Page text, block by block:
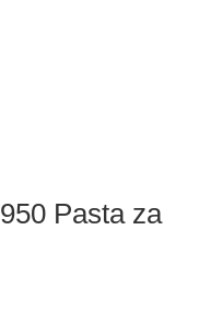
Pasta za